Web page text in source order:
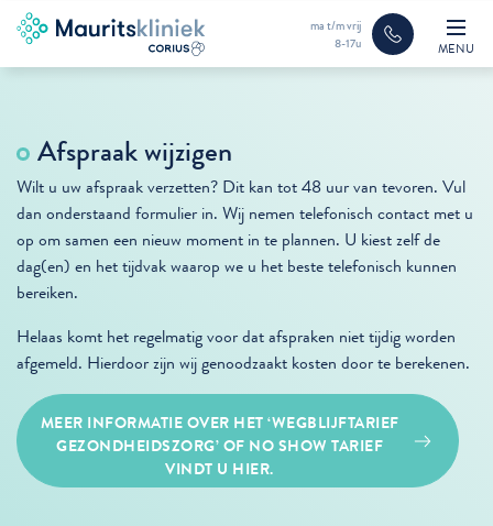
ma t/m vrij
8-17u
MENU
Afspraak wijzigen
Wilt u uw afspraak verzetten? Dit kan tot 48 uur van tevoren. Vul
dan onderstaand formulier in. Wij nemen telefonisch contact met u
op om samen een nieuw moment in te plannen. U kiest zelf de
dag(en) en het tijdvak waarop we u het beste telefonisch kunnen
bereiken.
Helaas komt het regelmatig voor dat afspraken niet tijdig worden
afgemeld. Hierdoor zijn wij genoodzaakt kosten door te berekenen.
MEER INFORMATIE OVER HET ‘WEGBLIJFTARIEF
GEZONDHEIDSZORG’ OF NO SHOW TARIEF
VINDT U HIER.